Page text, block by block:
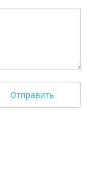
Отправить